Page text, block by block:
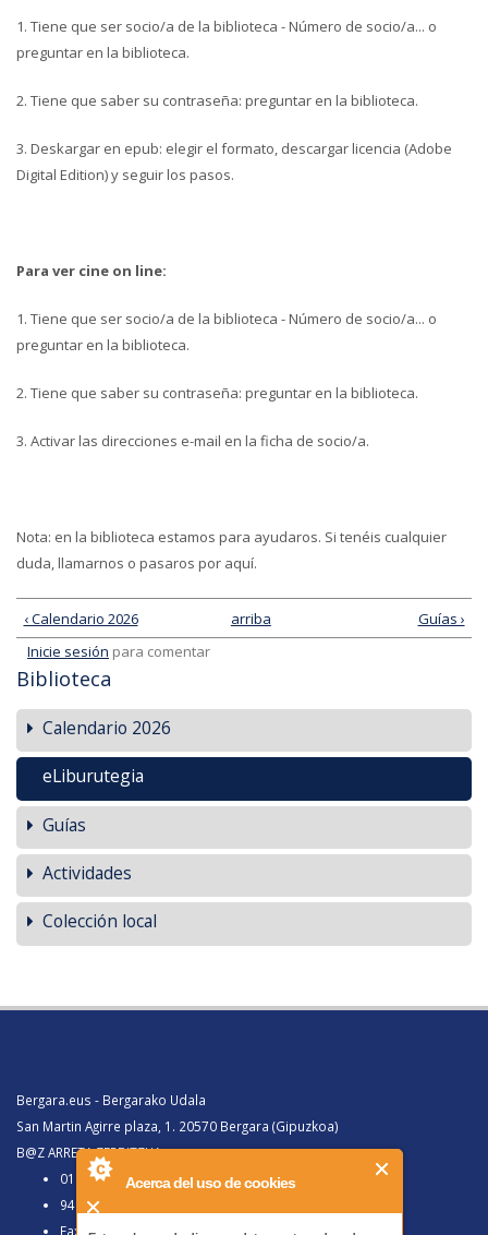
Acerca del uso de cookies
1. Tiene que ser socio/a de la biblioteca - Número de socio/a... o
preguntar en la biblioteca.
2. Tiene que saber su contraseña: preguntar en la biblioteca.
3. Deskargar en epub: elegir el formato, descargar licencia (Adobe
Digital Edition) y seguir los pasos.
Para ver cine on line:
1. Tiene que ser socio/a de la biblioteca - Número de socio/a... o
preguntar en la biblioteca.
2. Tiene que saber su contraseña: preguntar en la biblioteca.
3. Activar las direcciones e-mail en la ficha de socio/a.
Nota: en la biblioteca estamos para ayudaros. Si tenéis cualquier
duda, llamarnos o pasaros por aquí.
‹ Calendario 2026 arriba
Guías ›
Inicie sesión para comentar
Biblioteca
Calendario 2026
eLiburutegia
Guías
Actividades
Colección local
Bergara.eus - Bergarako Udala
San Martin Agirre plaza, 1. 20570 Bergara (Gipuzkoa)
B@Z ARRETA ZERBITZUA:
010, Bergaratik deituz gero
943 77 91 00, Bergaraz kanpotik deituz gero
Faxa 943 77 91 63